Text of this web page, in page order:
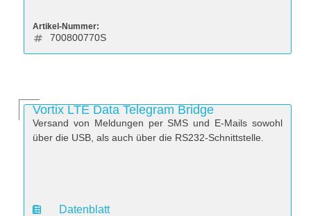
Artikel-Nummer:
700800770S
Vortix LTE Data Telegram Bridge
Versand von Meldungen per SMS und E-Mails sowohl
über die USB, als auch über die RS232-Schnittstelle.
Datenblatt